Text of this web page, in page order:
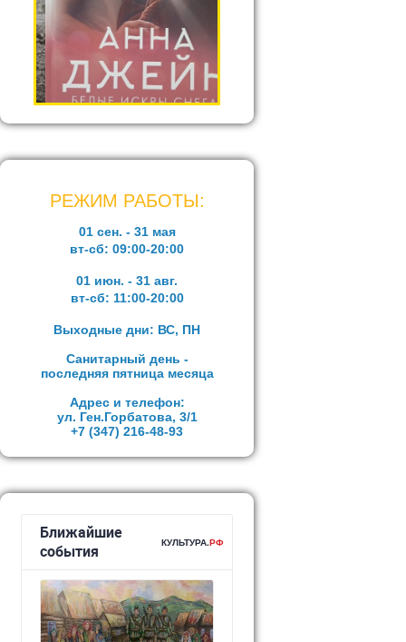
РЕЖИМ РАБОТЫ:
01 сен. - 31 мая
вт-сб: 09:00-20:00
01 июн. - 31 авг.
вт-сб: 11:00-20:00
Выходные дни: ВС, ПН
Санитарный день -
последняя пятница месяца
Адрес и телефон:
ул. Ген.Горбатова, 3/1
+7 (347) 216-48-93